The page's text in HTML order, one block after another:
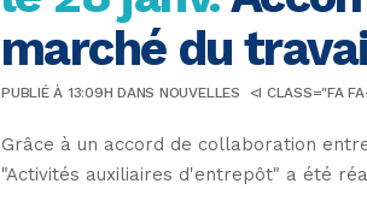
marché du
PUBLIÉ À 13:09H DANS NOUVELLES <I CLASS="FA
Grâce à un accord de collaboration
"Activités auxiliaires d'entrepôt" a été